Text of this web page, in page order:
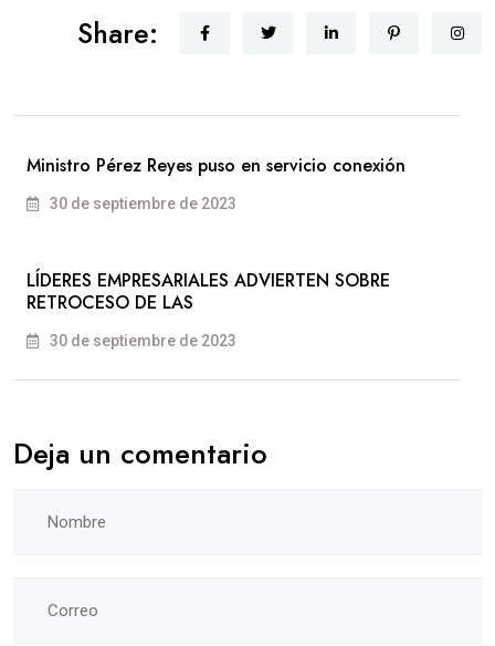
Share:
Ministro Pérez Reyes puso en servicio conexión
30 de septiembre de 2023
LÍDERES EMPRESARIALES ADVIERTEN SOBRE
RETROCESO DE LAS
30 de septiembre de 2023
Deja un comentario